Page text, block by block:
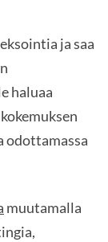
ja saa
haluaa
odottamassa
muutamalla